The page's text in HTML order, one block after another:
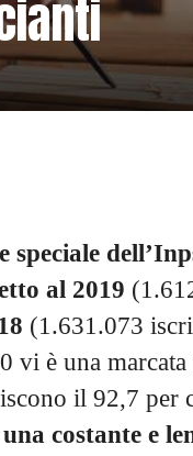
al 2019
(1.631.073
vi è una
il 92,7 per
costante e